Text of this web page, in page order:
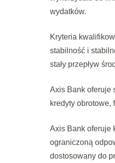
wydatków.
Kryteria
stabilność i
stały przepływ
Axis Bank oferuje
kredyty
Axis Bank oferuje
ograniczoną
dostosowany do